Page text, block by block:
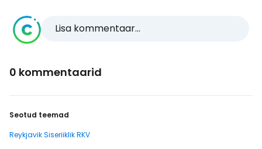
Lisa kommentaar...
0 kommentaarid
Seotud teemad
Reykjavik Siseriiklik RKV